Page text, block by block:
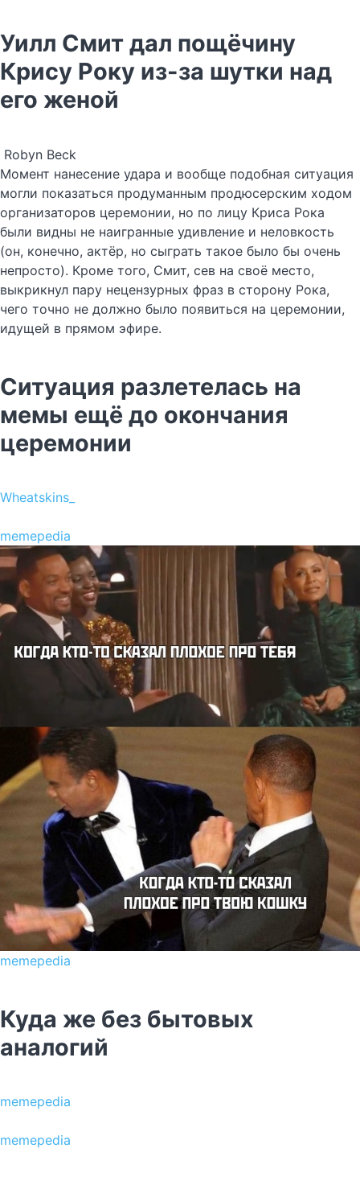
Уилл Смит дал пощёчину
Крису Року из-за шутки над
его женой
Robyn Beck
Момент нанесение удара и вообще подобная ситуация
могли показаться продуманным продюсерским ходом
организаторов церемонии, но по лицу Криса Рока
были видны не наигранные удивление и неловкость
(он, конечно, актёр, но сыграть такое было бы очень
непросто). Кроме того, Смит, сев на своё место,
выкрикнул пару нецензурных фраз в сторону Рока,
чего точно не должно было появиться на церемонии,
идущей в прямом эфире.
Ситуация разлетелась на
мемы ещё до окончания
церемонии
Wheatskins_
memepedia
memepedia
Куда же без бытовых
аналогий
memepedia
memepedia